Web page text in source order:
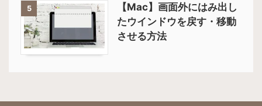
5
【Mac】画面外にはみ出し
たウインドウを戻す・移動
させる方法